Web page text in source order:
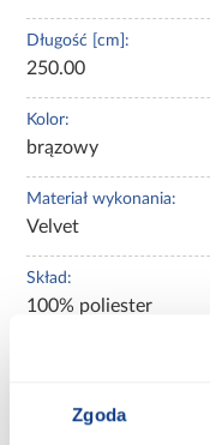
Zgoda
Długość [cm]:
250.00
Kolor:
brązowy
Materiał wykonania:
Velvet
Skład:
100% poliester